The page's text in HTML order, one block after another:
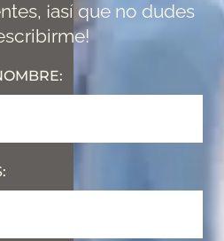
¡así que no dudes